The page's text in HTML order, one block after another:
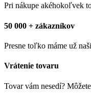
Pri nákupe akéhokoľvek
50 000 + zákazníkov
Presne toľko máme už
Vrátenie tovaru
Tovar vám nesedí?